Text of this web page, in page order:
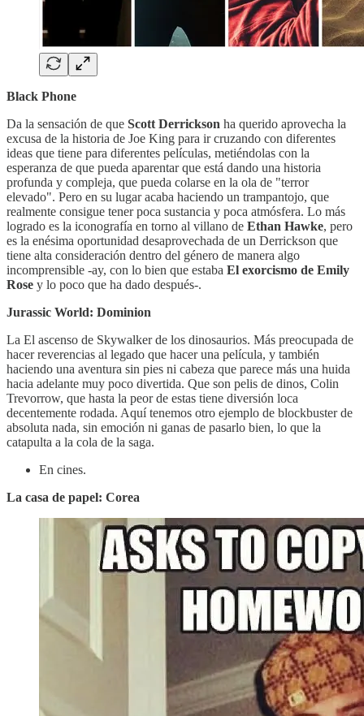
Black Phone
Da la sensación de que Scott Derrickson ha querido aprovecha la
excusa de la historia de Joe King para ir cruzando con diferentes
ideas que tiene para diferentes películas, metiéndolas con la
esperanza de que pueda aparentar que está dando una historia
profunda y compleja, que pueda colarse en la ola de "terror
elevado". Pero en su lugar acaba haciendo un trampantojo, que
realmente consigue tener poca sustancia y poca atmósfera. Lo más
logrado es la iconografía en torno al villano de Ethan Hawke, pero
es la enésima oportunidad desaprovechada de un Derrickson que
tiene alta consideración dentro del género de manera algo
incomprensible -ay, con lo bien que estaba El exorcismo de Emily
Rose y lo poco que ha dado después-.
Jurassic World: Dominion
La El ascenso de Skywalker de los dinosaurios. Más preocupada de
hacer reverencias al legado que hacer una película, y también
haciendo una aventura sin pies ni cabeza que parece más una huida
hacia adelante muy poco divertida. Que son pelis de dinos, Colin
Trevorrow, que hasta la peor de estas tiene diversión loca
decentemente rodada. Aquí tenemos otro ejemplo de blockbuster de
absoluta nada, sin emoción ni ganas de pasarlo bien, lo que la
catapulta a la cola de la saga.
En cines.
La casa de papel: Corea